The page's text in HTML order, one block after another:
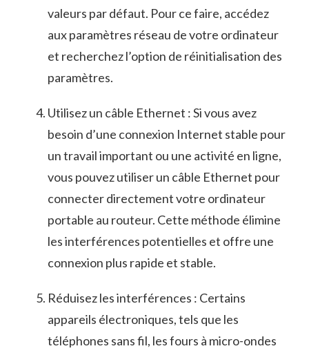
valeurs par défaut.‌ Pour ce faire, accédez
aux paramètres réseau de votre ordinateur
et recherchez l’option de réinitialisation des
paramètres.
Utilisez un câble Ethernet : Si vous avez
besoin d’une connexion ⁤Internet stable ⁤pour
un‌ travail important ou‌ une activité en ligne,
vous pouvez utiliser un câble Ethernet pour
connecter directement votre ordinateur
portable au routeur. Cette méthode élimine
les interférences potentielles et offre une
connexion plus rapide et ​stable.
Réduisez les interférences : Certains
appareils électroniques, tels que les
téléphones‍ sans fil, les⁣ fours à micro-ondes